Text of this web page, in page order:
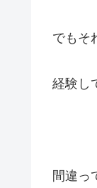
でもそ
経験し
間違っ